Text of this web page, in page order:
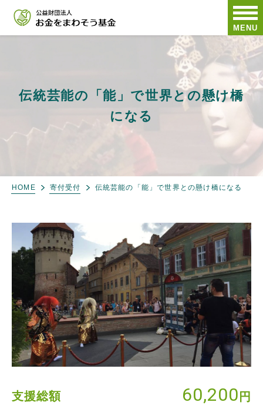
MENU
伝統芸能の「能」で世界との懸け橋
になる
HOME 寄付受付 伝統芸能の「能」で世界との懸け橋になる
支援総額 60,200 円